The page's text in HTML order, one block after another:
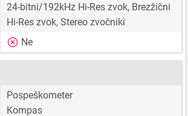
24-bitni/192kHz Hi-Res zvok, Brezžični
Hi-Res zvok, Stereo zvočniki
Ne
Pospeškometer
Kompas